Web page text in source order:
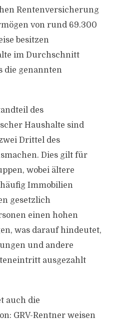
Rentenversicherung
von rund 69.300
besitzen
im Durchschnitt
die genannten
des
Haushalte sind
Drittel des
Dies gilt für
wobei ältere
Immobilien
gesetzlich
einen hohen
was darauf hindeutet,
und andere
ausgezahlt
auch die
GRV-Rentner weisen